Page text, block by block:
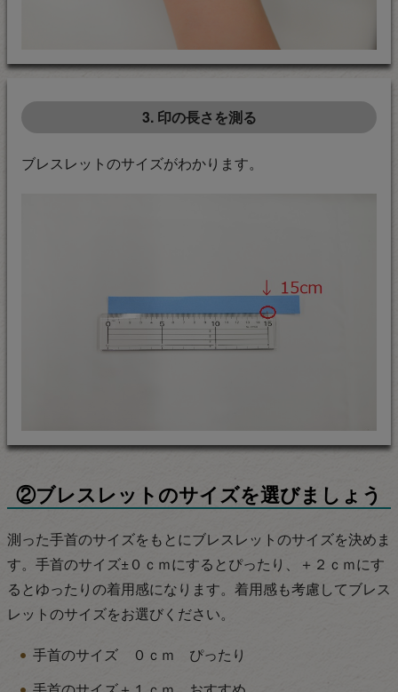
3. 印の長さを測る
ブレスレットのサイズがわかります。
②ブレスレットのサイズを選びましょう
測った手首のサイズをもとにブレスレットのサイズを決めま
す。手首のサイズ±０ｃｍにするとぴったり、＋２ｃｍにす
るとゆったりの着用感になります。着用感も考慮してブレス
レットのサイズをお選びください。
手首のサイズ ０ｃｍ ぴったり